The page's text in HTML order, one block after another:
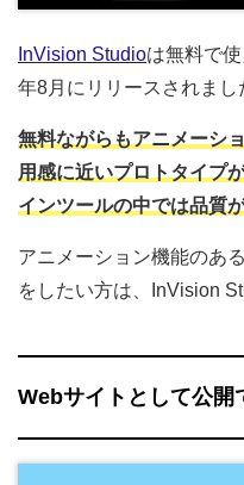
InVision Studioは無料で
年8月にリリースされまし
無料ながらもアニメーシ
用感に近いプロトタイプ
インツールの中では品質
アニメーション機能のあ
をしたい方は、InVision
Webサイトとして公開